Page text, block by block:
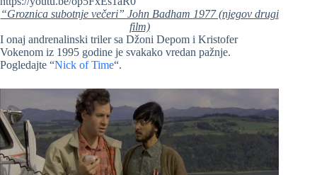
“Groznica subotnje večeri” John Badham 1977 (njegov drugi
film)
I onaj andrenalinski triler sa Džoni Depom i Kristofer
Vokenom iz 1995 godine je svakako vredan pažnje.
Pogledajte “Nick of Time“.